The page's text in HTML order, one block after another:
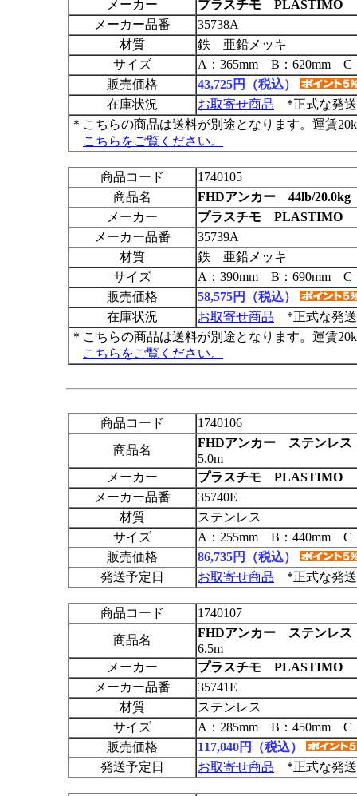
メーカー
プラスチモ PLASTIMO
メーカー品番
35738A
材質
鉄 亜鉛メッキ
サイズ
A：365mm B：620mm C
販売価格
43,725円（税込）
在庫状況
お取寄せ商品 *正式な発送
＊こちらの商品は送料が別途となります。運賃
こちらをご覧ください。
商品コード
1740105
商品名
FHDアンカー 44lb/20.0kg
メーカー
プラスチモ PLASTIMO
メーカー品番
35739A
材質
鉄 亜鉛メッキ
サイズ
A：390mm B：690mm C
販売価格
58,575円（税込）
在庫状況
お取寄せ商品 *正式な発送
＊こちらの商品は送料が別途となります。運賃
こちらをご覧ください。
商品コード
1740106
商品名
FHDアンカー ステンレ
5.0m
メーカー
プラスチモ PLASTIMO
メーカー品番
35740E
材質
ステンレス
サイズ
A：255mm B：440mm C
販売価格
86,735円（税込）
発送予定日
お取寄せ商品 *正式な発送
商品コード
1740107
商品名
FHDアンカー ステンレ
6.5m
メーカー
プラスチモ PLASTIMO
メーカー品番
35741E
材質
ステンレス
サイズ
A：285mm B：450mm C
販売価格
117,040円（税込）
発送予定日
お取寄せ商品 *正式な発送